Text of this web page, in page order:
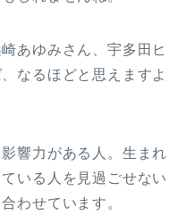
あゆみさん、宇多田ヒ
なるほどと思えますよ
響力がある人。生まれ
いる人を見過ごせない
わせています。